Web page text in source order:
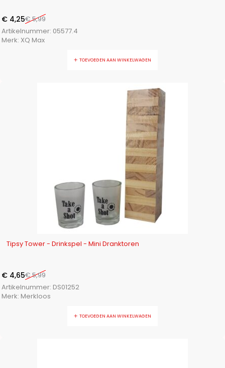
€5,99
€ 4,25
Artikelnummer: 05577.4
Merk: XQ Max
TOEVOEGEN AAN WINKELWAGEN
Tipsy Tower - Drinkspel - Mini Dranktoren
€5,99
€ 4,65
Artikelnummer: DS01252
Merk: Merkloos
TOEVOEGEN AAN WINKELWAGEN